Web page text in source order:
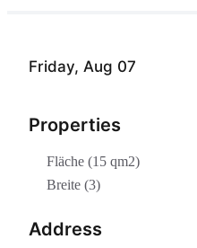
Friday, Aug 07
Properties
Fläche (15 qm2)
Breite (3)
Address